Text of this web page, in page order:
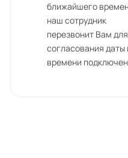
ближайшего
наш сотрудник
перезвонит Вам для
согласования даты
времени